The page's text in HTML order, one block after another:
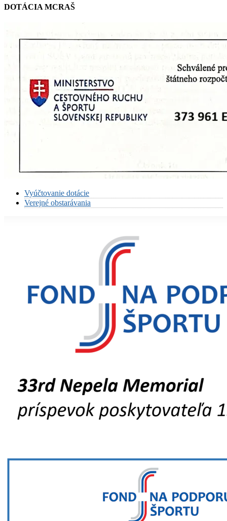
DOTÁCIA MCRAŠ
Vyúčtovanie dotácie
Verejné obstarávania